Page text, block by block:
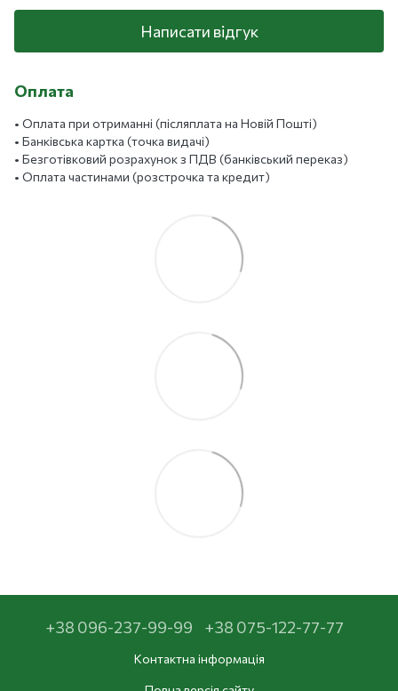
Написати відгук
Оплата
• Оплата при отриманні (післяплата на Новій Пошті)
• Банківська картка (точка видачі)
• Безготівковий розрахунок з ПДВ (банківський переказ)
• Оплата частинами (розстрочка та кредит)
+38 096-237-99-99 +38 075-122-77-77
Контактна інформація